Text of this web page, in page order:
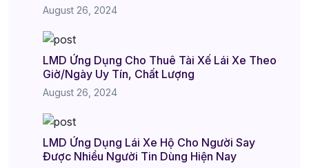
August 26, 2024
LMD Ứng Dụng Cho Thuê Tài Xế Lái Xe Theo
Giờ/Ngày Uy Tín, Chất Lượng
August 26, 2024
LMD Ứng Dụng Lái Xe Hộ Cho Người Say
Được Nhiều Người Tin Dùng Hiện Nay